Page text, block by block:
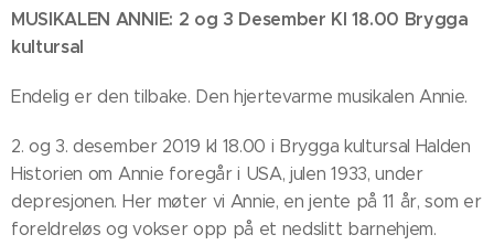
MUSIKALEN ANNIE: 2 og 3 Desember Kl 18.00 Brygga
kultursal
Endelig er den tilbake. Den hjertevarme musikalen Annie.
2. og 3. desember 2019 kl 18.00 i Brygga kultursal Halden
Historien om Annie foregår i USA, julen 1933, under
depresjonen. Her møter vi Annie, en jente på 11 år, som er
foreldreløs og vokser opp på et nedslitt barnehjem.